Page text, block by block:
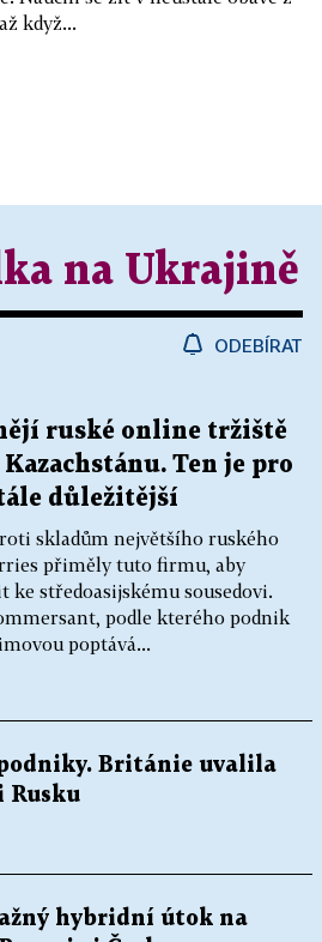
když...
na Ukrajině
ODEBÍRAT
ruské online tržiště
Ten je pro
důležitější
skladům největšího ruského
přiměly tuto firmu, aby
ke středoasijskému sousedovi.
podle kterého podnik
poptává...
Británie uvalila
Rusku
hybridní útok na